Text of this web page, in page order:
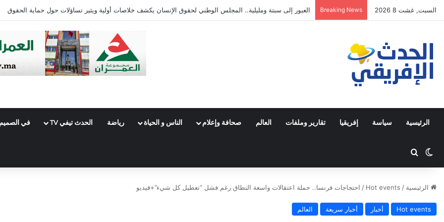
السبت, غشت 8 2026 Breaking News مصطفى لخصم يتجه للترشح في دائرة فاس الجنوبي
الرئيسية سياسة إفريقيا تقارير وملفات العالم صحافة وإعلام الناس و الحياة رياضة الحدث تيفي TV في الصميم
Switch skin
ابحث عن
الرئيسية /
Hot events
/ احتجاجات فرنسا.. حملة اعتقالات واسعة النطاق رغم فشل “تعطيل كل شيء”+فيديو
Hot events أخبار أخبار سريعة العالم